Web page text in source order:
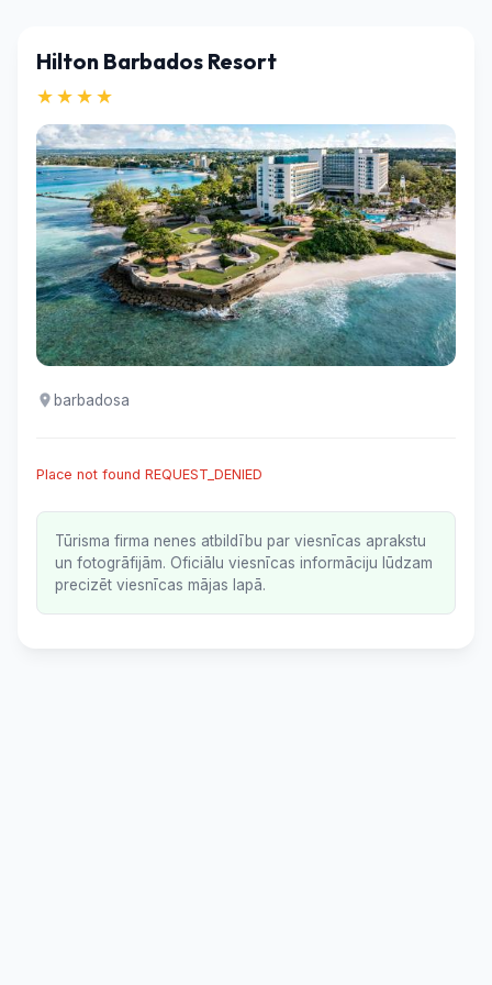
Hilton Barbados Resort
★★★★
barbadosa
Place not found REQUEST_DENIED
Tūrisma firma nenes atbildību par viesnīcas aprakstu
un fotogrāfijām. Oficiālu viesnīcas informāciju lūdzam
precizēt viesnīcas mājas lapā.